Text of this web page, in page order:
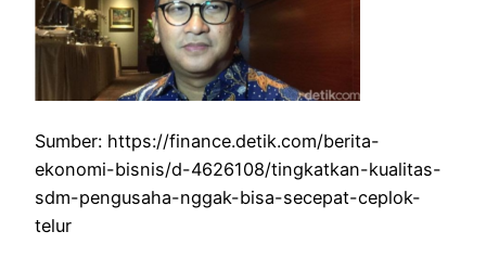
Sumber: https://finance.detik.com/berita-
ekonomi-bisnis/d-4626108/tingkatkan-kualitas-
sdm-pengusaha-nggak-bisa-secepat-ceplok-
telur